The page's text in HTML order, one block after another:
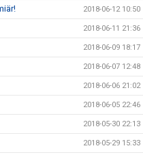
2018-06-12 10:50
2018-06-11 21:36
2018-06-09 18:17
2018-06-07 12:48
2018-06-06 21:02
2018-06-05 22:46
2018-05-30 22:13
2018-05-29 15:33